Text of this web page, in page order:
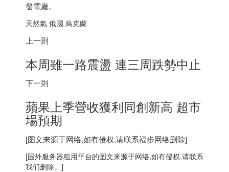
發電廠。
天然氣 俄國 烏克蘭
上一則
本周雖一路震盪 連三周跌勢中止
下一則
蘋果上季營收獲利同創新高 超市
場預期
[图文来源于网络,如有侵权,请联系福步网络删除]
[国外服务器租用平台的图文来源于网络,如有侵权,请联系
我们删除。]